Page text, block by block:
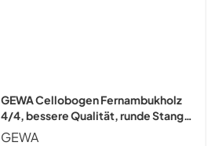
GEWA Cellobogen Fernambukholz
4/4, bessere Qualität, runde Stange
runde Stange, bessere Qualität 4/4
GEWA